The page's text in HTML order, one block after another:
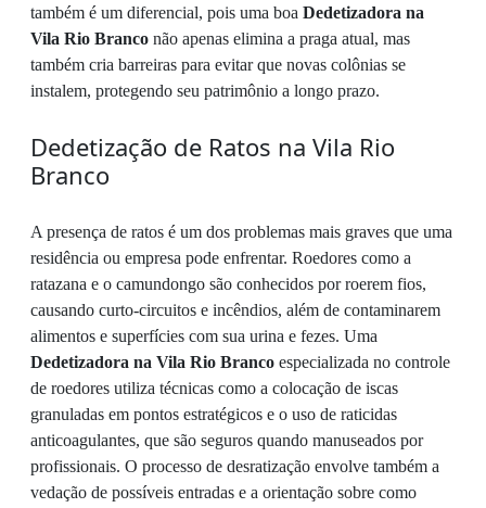
também é um diferencial, pois uma boa Dedetizadora na
Vila Rio Branco não apenas elimina a praga atual, mas
também cria barreiras para evitar que novas colônias se
instalem, protegendo seu patrimônio a longo prazo.
Dedetização de Ratos na Vila Rio
Branco
A presença de ratos é um dos problemas mais graves que uma
residência ou empresa pode enfrentar. Roedores como a
ratazana e o camundongo são conhecidos por roerem fios,
causando curto-circuitos e incêndios, além de contaminarem
alimentos e superfícies com sua urina e fezes. Uma
Dedetizadora na Vila Rio Branco especializada no controle
de roedores utiliza técnicas como a colocação de iscas
granuladas em pontos estratégicos e o uso de raticidas
anticoagulantes, que são seguros quando manuseados por
profissionais. O processo de desratização envolve também a
vedação de possíveis entradas e a orientação sobre como